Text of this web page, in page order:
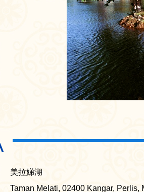
美拉娣湖
Taman Melati, 02400 Kangar, Perlis,